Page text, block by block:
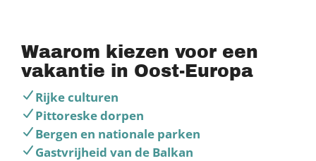
Waarom kiezen voor een
vakantie in Oost-Europa
Rijke culturen
Pittoreske dorpen
Bergen en nationale parken
Gastvrijheid van de Balkan